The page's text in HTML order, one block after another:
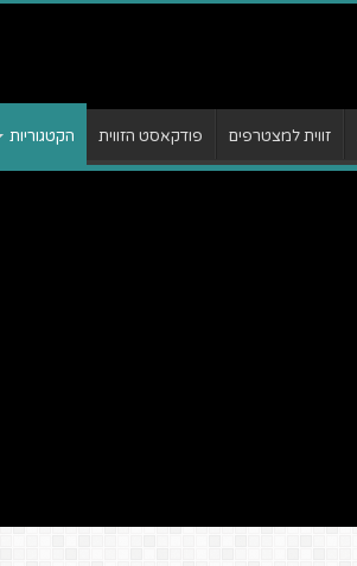
זווית למצטרפים פודקאסט הזווית הקטגוריות